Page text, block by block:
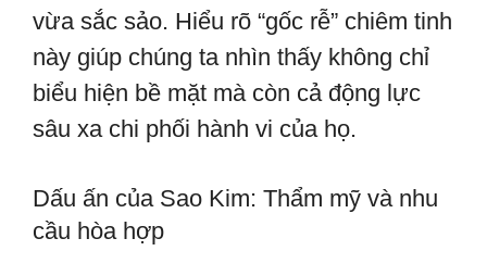
vừa sắc sảo. Hiểu rõ “gốc rễ” chiêm tinh
này giúp chúng ta nhìn thấy không chỉ
biểu hiện bề mặt mà còn cả động lực
sâu xa chi phối hành vi của họ.
Dấu ấn của Sao Kim: Thẩm mỹ và nhu
cầu hòa hợp